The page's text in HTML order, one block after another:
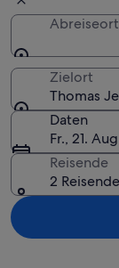
Abreiseort
Zielort
Thomas
Daten
Fr., 21.
Reisende
2